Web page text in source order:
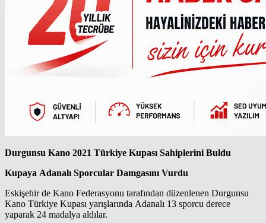
Durgunsu Kano 2021 Türkiye Kupası Sahiplerini Buldu
Kupaya Adanalı Sporcular Damgasını Vurdu
Eskişehir de Kano Federasyonu tarafından düzenlenen Durgunsu
Kano Türkiye Kupası yarışlarında Adanalı 13 sporcu derece
yaparak 24 madalya aldılar.